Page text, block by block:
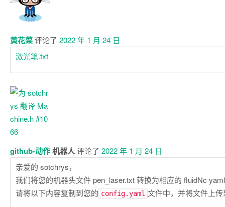
注
黄花菜评论了 2022 年 1 月 24 日
激光笔.txt
github-动作机器人评论了 2022 年 1 月 24 日
亲爱的 sotchrys，
我们将您的机器头文件 pen_laser.txt 转换为相应的 fluidNc
请将以下内容复制到您的 config.yaml 文件中，并将文件上